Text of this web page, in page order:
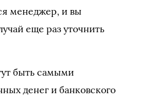
менеджер, и вы
еще раз уточнить
быть самыми
денег и банковского